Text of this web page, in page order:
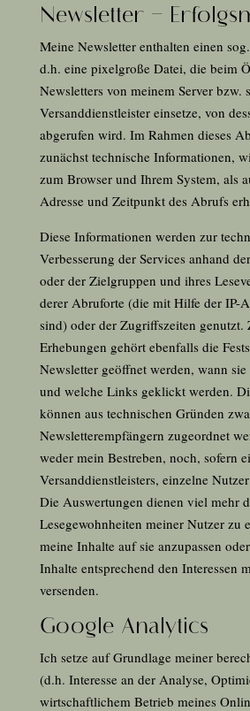
Newsletter –
Meine Newsletter enthalten einen
d.h. eine pixelgroße Datei, die beim
Newsletters von meinem Server bzw.
Versanddienstleister einsetze, von
abgerufen wird. Im Rahmen dieses
zunächst technische Informationen,
zum Browser und Ihrem System, als
Adresse und Zeitpunkt des Abrufs
Diese Informationen werden zur
Verbesserung der Services anhand
oder der Zielgruppen und ihres
derer Abruforte (die mit Hilfe der IP-
sind) oder der Zugriffszeiten genutzt.
Erhebungen gehört ebenfalls die
Newsletter geöffnet werden, wann
und welche Links geklickt werden.
können aus technischen Gründen
Newsletterempfängern zugeordnet
weder mein Bestreben, noch, sofern
Versanddienstleisters, einzelne
Die Auswertungen dienen viel mehr
Lesegewohnheiten meiner Nutzer zu
meine Inhalte auf sie anzupassen
Inhalte entsprechend den Interessen
versenden.
Google Analytics
Ich setze auf Grundlage meiner
(d.h. Interesse an der Analyse,
wirtschaftlichem Betrieb meines